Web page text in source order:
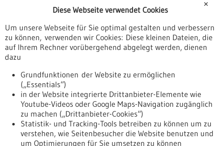
Pressemitteilung - 20.07.2021
Forschungsprojekt soll kleine Labore
wettbewerbsfähig machen: Bund fördert
Forschungsprojekt ‘LARS‘ mit einer halben
Million Euro
Allein in deutschen Laboren werden täglich Hunderttausende
Coronavirus-Analysen durchgeführt, unzählige weitere
Blutuntersuchungen kommen hinzu. Um diesem enormen
Probenaufkommen Herr zu werden, setzen insbesondere
große medizinische Labore auf automatisierte Prozesse. Da
✕
Diese Webseite verwendet Cookies
Um unsere Webseite für Sie optimal gestalten und verbessern
zu können, verwenden wir Cookies: Diese kleinen Dateien, die
auf Ihrem Rechner vorübergehend abgelegt werden, dienen
dazu
Grundfunktionen der Website zu ermöglichen
(„Essentials“)
in der Website integrierte Drittanbieter-Elemente wie
Youtube-Videos oder Google Maps-Navigation zugänglich
zu machen („Drittanbieter-Cookies“)
Statistik- und Tracking-Tools betreiben zu können um zu
verstehen, wie Seitenbesucher die Website benutzen und
um Optimierungen für Sie umsetzen zu können